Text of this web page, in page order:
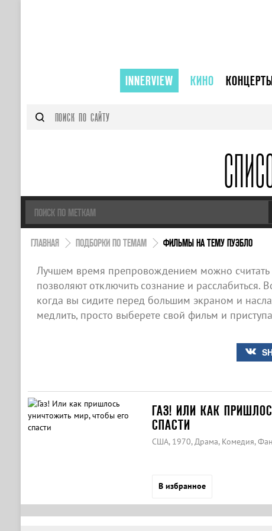
INNERVIEW КИНО
ГЛАВНАЯ ПОДБОРКИ ПО ТЕМАМ ФИЛЬМЫ НА ТЕМУ ПУЭБЛО
Лучшем время препровождением можно
позволяют отключить сознание и расслабиться.
когда вы сидите перед большим экраном и
медлить, просто выберете свой фильм и
ГАЗ! ИЛИ КАК
СПАСТИ
США, 1970, Драма, Комедия,
В избранное